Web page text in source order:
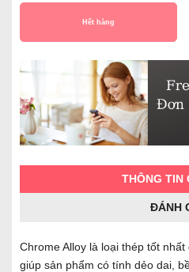
Hết hàng
THÔNG TIN
ĐÁNH
Chrome Alloy là loại thép tốt nhất
giúp sản phẩm có tính dẻo dai,